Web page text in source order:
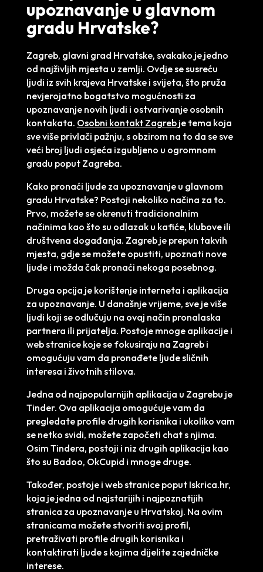
upoznavanje u glavnom
gradu Hrvatske?
Zagreb, glavni grad Hrvatske, svakako je jedno
od najživljih mjesta u zemlji. Ovdje se susreću
ljudi iz svih krajeva Hrvatske i svijeta, što pruža
nevjerojatno bogatstvo mogućnosti za
upoznavanje novih ljudi i ostvarivanje osobnih
kontakata. Osobni kontakt Zagrebje tema koja
sve više privlači pažnju, s obzirom na to da se sve
veći broj ljudi osjeća izgubljeno u ogromnom
gradu poput Zagreba.
Kako pronaći ljude za upoznavanje u glavnom
gradu Hrvatske? Postoji nekoliko načina za to.
Prvo, možete se okrenuti tradicionalnim
načinima kao što su odlazak u kafiće, klubove ili
društvena događanja. Zagreb je prepun takvih
mjesta, gdje se možete opustiti, upoznati nove
ljude i možda čak pronaći nekoga posebnog.
Druga opcija je korištenje interneta i aplikacija
za upoznavanje. U današnje vrijeme, sve je više
ljudi koji se odlučuju na ovaj način pronalaska
partnera ili prijatelja. Postoje mnoge aplikacije i
web stranice koje se fokusiraju na Zagreb i
omogućuju vam da pronađete ljude sličnih
interesa i životnih stilova.
Jedna od najpopularnijih aplikacija u Zagrebu je
Tinder. Ova aplikacija omogućuje vam da
pregledate profile drugih korisnika i ukoliko vam
se netko svidi, možete započeti chat s njima.
Osim Tindera, postoji i niz drugih aplikacija kao
što su Badoo, OkCupid i mnoge druge.
Također, postoje i web stranice poput Iskrica.hr,
koja je jedna od najstarijih i najpoznatijih
stranica za upoznavanje u Hrvatskoj. Na ovim
stranicama možete stvoriti svoj profil,
pretraživati profile drugih korisnika i
kontaktirati ljude s kojima dijelite zajedničke
interese.